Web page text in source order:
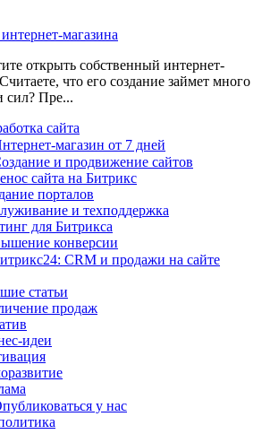
магазина
открыть собственный интернет-
что его создание займет много
сил? Пре...
сайта
магазин от 7 дней
и продвижение сайтов
сайта на Битрикс
порталов
и техподдержка
для Битрикса
конверсии
CRM и продажи на сайте
статьи
продаж
идеи
у нас